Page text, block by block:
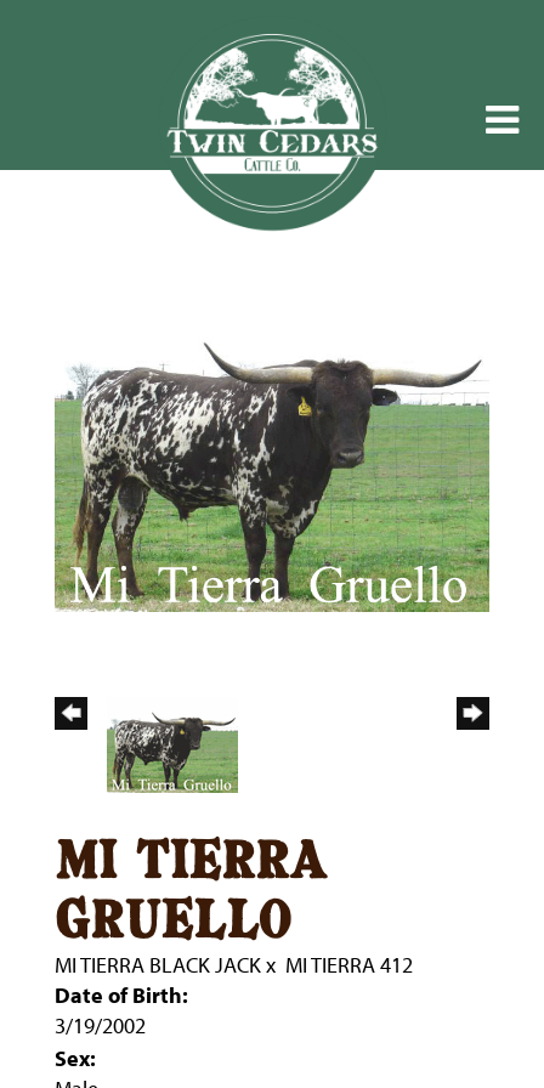
mi tierra
gruello
MI TIERRA BLACK JACKx MI TIERRA 412
Date of Birth:
3/19/2002
Sex: